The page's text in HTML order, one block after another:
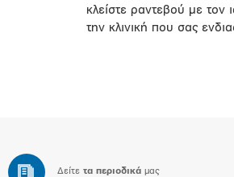
κλείστε ραντεβού με τον
την κλινική που σας
Δείτε τα περιοδικά μας